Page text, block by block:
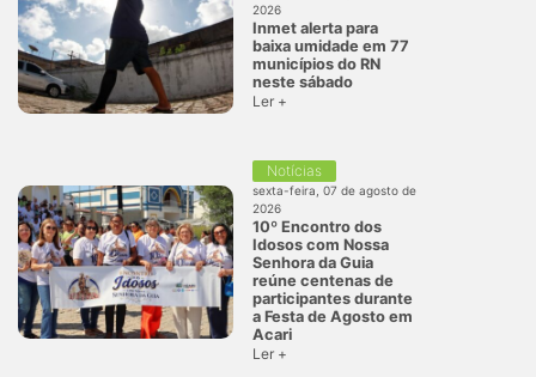
2026
Inmet alerta para
baixa umidade em 77
municípios do RN
neste sábado
Ler +
Notícias
sexta-feira, 07 de agosto de
2026
10º Encontro dos
Idosos com Nossa
Senhora da Guia
reúne centenas de
participantes durante
a Festa de Agosto em
Acari
Ler +